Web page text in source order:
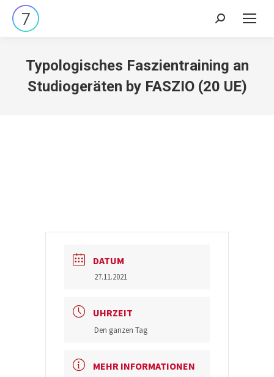
Search:
Typologisches Faszientraining an
Studiogeräten by FASZIO (20 UE)
DATUM
27.11.2021
UHRZEIT
Den ganzen Tag
MEHR INFORMATIONEN